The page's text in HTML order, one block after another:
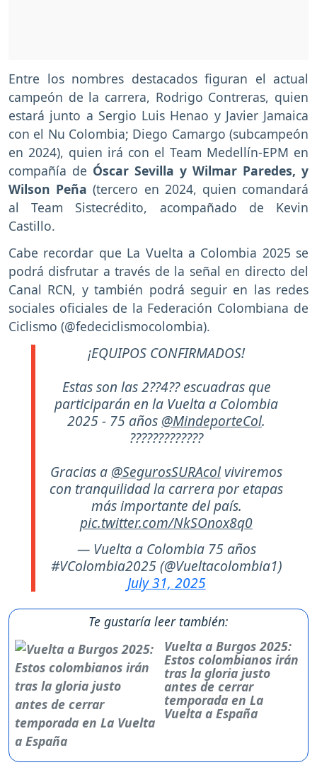
Entre los nombres destacados figuran el actual
campeón de la carrera, Rodrigo Contreras, quien
estará junto a Sergio Luis Henao y Javier Jamaica
con el Nu Colombia; Diego Camargo (subcampeón
en 2024), quien irá con el Team Medellín-EPM en
compañía de Óscar Sevilla y Wilmar Paredes, y
Wilson Peña (tercero en 2024, quien comandará
al Team Sistecrédito, acompañado de Kevin
Castillo.
Cabe recordar que La Vuelta a Colombia 2025 se
podrá disfrutar a través de la señal en directo del
Canal RCN, y también podrá seguir en las redes
sociales oficiales de la Federación Colombiana de
Ciclismo (@fedeciclismocolombia).
¡EQUIPOS CONFIRMADOS!
Estas son las 2??4?? escuadras que
participarán en la Vuelta a Colombia
2025 - 75 años @MindeporteCol.
?????????????
Gracias a @SegurosSURAcolviviremos
con tranquilidad la carrera por etapas
más importante del país.
pic.twitter.com/NkSOnox8q0
— Vuelta a Colombia 75 años
#VColombia2025 (@Vueltacolombia1)
July 31, 2025
Te gustaría leer también:
Vuelta a Burgos 2025:
Estos colombianos irán
tras la gloria justo
antes de cerrar
temporada en La
Vuelta a España